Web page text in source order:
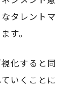
タレントマ
す。
化すると同
いくことに